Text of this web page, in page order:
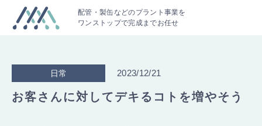
配管・製缶などのプラント事業を
ワンストップで完成までお任せ
日常 2023/12/21
お客さんに対してデキるコトを増やそう